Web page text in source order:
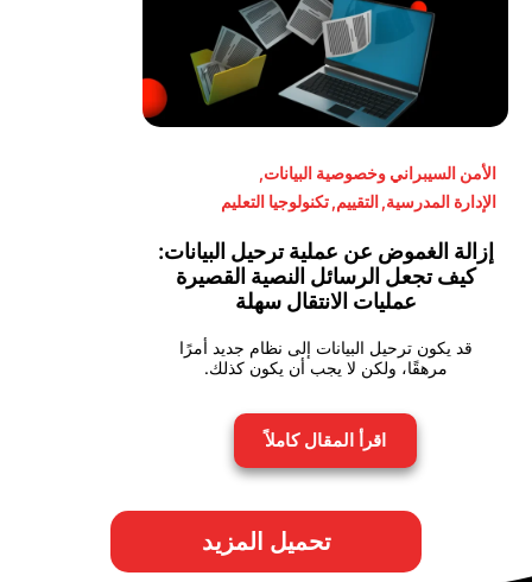
الأمن السيبراني وخصوصية البيانات,
الإدارة المدرسية,التقييم,تكنولوجيا التعليم
إزالة الغموض عن عملية ترحيل البيانات:
كيف تجعل الرسائل النصية القصيرة
عمليات الانتقال سهلة
قد يكون ترحيل البيانات إلى نظام جديد أمرًا
مرهقًا، ولكن لا يجب أن يكون كذلك.
اقرأ المقال كاملاً
تحميل المزيد